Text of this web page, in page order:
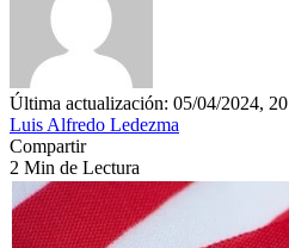
Última actualización: 05/04/2024, 20
Luis Alfredo Ledezma
Compartir
2 Min de Lectura